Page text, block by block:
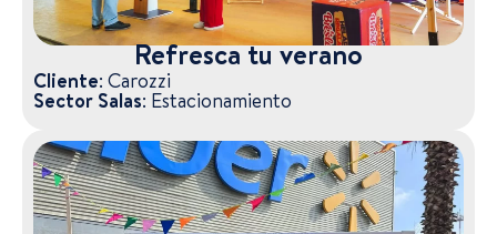
Refresca tu verano
Cliente: Carozzi
Sector Salas: Estacionamiento